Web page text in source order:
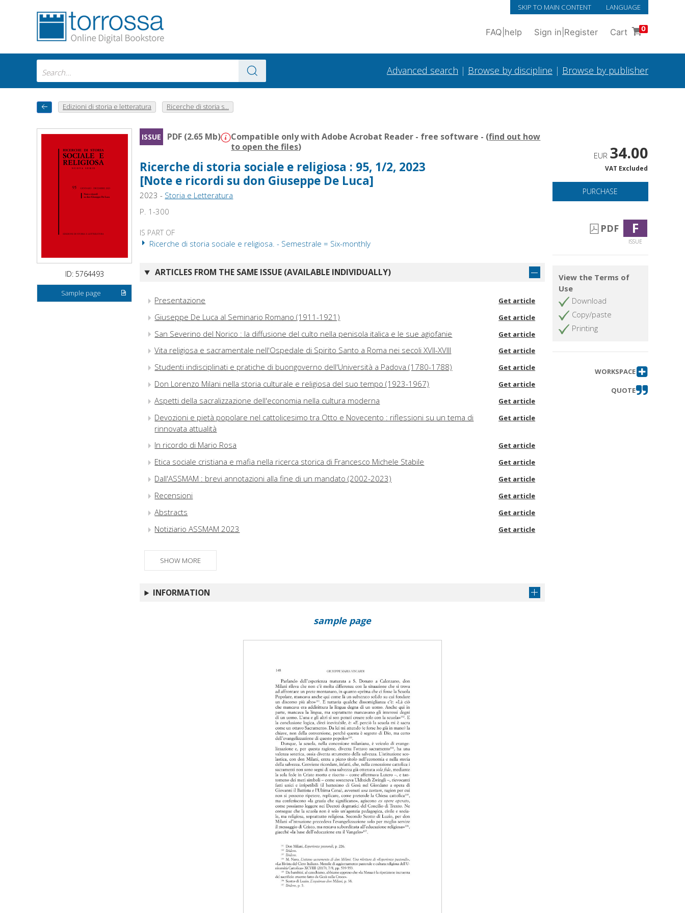
SKIP TO MAIN CONTENT LANGUAGE
FAQ help Sign in Register Cart 0
Advanced search | Browse by discipline | Browse by publisher
Edizioni di storia e letteratura Ricerche di storia s...
ID: 5764493
Sample page
ISSUE PDF (2.65 Mb) Compatible only with Adobe Acrobat Reader - free software - (find out how
to open the files)
Ricerche di storia sociale e religiosa : 95, 1/2, 2023
[Note e ricordi su don Giuseppe De Luca]
2023 - Storia e Letteratura
P. 1-300
IS PART OF
Ricerche di storia sociale e religiosa. - Semestrale = Six-monthly
ARTICLES FROM THE SAME ISSUE (AVAILABLE INDIVIDUALLY)
Presentazione Get article
Giuseppe De Luca al Seminario Romano (1911-1921) Get article
San Severino del Norico : la diffusione del culto nella penisola italica e le sue agiofanie Get article
Vita religiosa e sacramentale nell'Ospedale di Spirito Santo a Roma nei secoli XVII-XVIII Get article
Studenti indisciplinati e pratiche di buongoverno dell'Università a Padova (1780-1788) Get article
Don Lorenzo Milani nella storia culturale e religiosa del suo tempo (1923-1967) Get article
Aspetti della sacralizzazione dell'economia nella cultura moderna Get article
Devozioni e pietà popolare nel cattolicesimo tra Otto e Novecento : riflessioni su un tema di
rinnovata attualità
Get article
In ricordo di Mario Rosa Get article
Etica sociale cristiana e mafia nella ricerca storica di Francesco Michele Stabile Get article
Dall'ASSMAM : brevi annotazioni alla fine di un mandato (2002-2023) Get article
Recensioni Get article
Abstracts Get article
Notiziario ASSMAM 2023 Get article
SHOW MORE
INFORMATION
EUR 34.00
VAT Excluded
PURCHASE
PDF F
ISSUE
View the Terms of
Use
Download
Copy/paste
Printing
WORKSPACE
QUOTE
sample page